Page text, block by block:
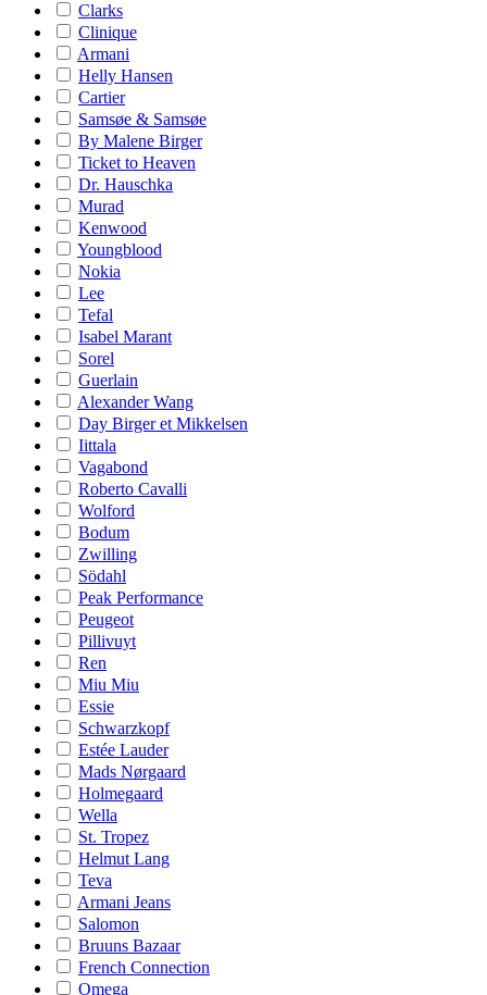
Clarks
Clinique
Armani
Helly Hansen
Cartier
Samsøe & Samsøe
By Malene Birger
Ticket to Heaven
Dr. Hauschka
Murad
Kenwood
Youngblood
Nokia
Lee
Tefal
Isabel Marant
Sorel
Guerlain
Alexander Wang
Day Birger et Mikkelsen
Iittala
Vagabond
Roberto Cavalli
Wolford
Bodum
Zwilling
Södahl
Peak Performance
Peugeot
Pillivuyt
Ren
Miu Miu
Essie
Schwarzkopf
Estée Lauder
Mads Nørgaard
Holmegaard
Wella
St. Tropez
Helmut Lang
Teva
Armani Jeans
Salomon
Bruuns Bazaar
French Connection
Omega